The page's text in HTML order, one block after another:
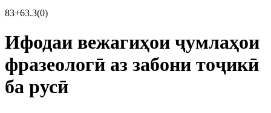
83+63.3(0)
Ифодаи вежагиҳои ҷумлаҳои
фразеологӣ аз забони тоҷикӣ
ба русӣ